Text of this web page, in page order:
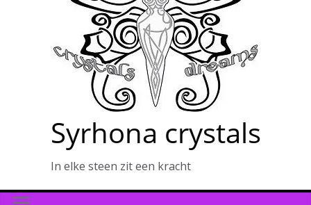
Syrhona crystals
In elke steen zit een kracht